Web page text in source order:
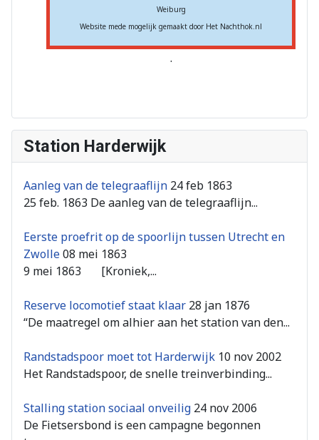
Weiburg
Website mede mogelijk gemaakt door Het Nachthok.nl
.
Station Harderwijk
Aanleg van de telegraaflijn 24 feb 1863
25 feb. 1863 De aanleg van de telegraaflijn...
Eerste proefrit op de spoorlijn tussen Utrecht en
Zwolle08 mei 1863
9 mei 1863 [Kroniek,...
Reserve locomotief staat klaar 28 jan 1876
“De maatregel om alhier aan het station van den...
Randstadspoor moet tot Harderwijk 10 nov 2002
Het Randstadspoor, de snelle treinverbinding...
Stalling station sociaal onveilig 24 nov 2006
De Fietsersbond is een campagne begonnen